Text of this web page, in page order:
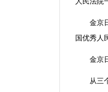
金京
国优秀人
金京
从三